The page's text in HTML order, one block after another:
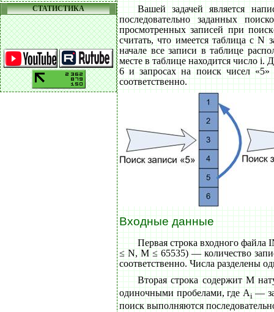
СТАТИСТИКА
Вашей задачей является
последовательно заданных
просмотренных записей при
считать, что имеется таблица с
начале все записи в таблице
месте в таблице находится число
6 и запросах на поиск чисел
соответственно.
Входные данные
Первая строка входного
≤ N, M ≤ 65535) — количество
соответственно. Числа разделены
Вторая строка содержит M
одиночными пробелами, где Ai—
поиск выполняются